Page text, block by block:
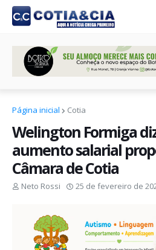
Página inicial Cotia
Welington Formiga
aumento salarial
Câmara de Cotia
Neto Rossi 25 de fevereiro de